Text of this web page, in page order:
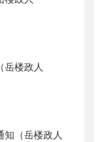
岳楼政人
知（岳楼政人